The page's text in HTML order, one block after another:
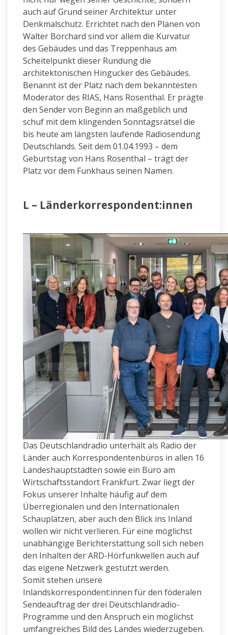
auch auf Grund seiner Architektur unter
Denkmalschutz. Errichtet nach den Plänen von
Walter Borchard sind vor allem die Kurvatur
des Gebäudes und das Treppenhaus am
Scheitelpunkt dieser Rundung die
architektonischen Hingucker des Gebäudes.
Benannt ist der Platz nach dem bekanntesten
Moderator des RIAS, Hans Rosenthal. Er prägte
den Sender von Beginn an maßgeblich und
schuf mit dem klingenden Sonntagsrätsel die
bis heute am längsten laufende Radiosendung
Deutschlands. Seit dem 01.04.1993 – dem
Geburtstag von Hans Rosenthal – trägt der
Platz vor dem Funkhaus seinen Namen.
L – Länderkorrespondent:innen
Das Deutschlandradio unterhält als Radio der
Länder auch Korrespondentenbüros in allen 16
Landeshauptstädten sowie ein Büro am
Wirtschaftsstandort Frankfurt. Zwar liegt der
Fokus unserer Inhalte häufig auf dem
Überregionalen und den Internationalen
Schauplätzen, aber auch den Blick ins Inland
wollen wir nicht verlieren. Für eine möglichst
unabhängige Berichterstattung soll sich neben
den Inhalten der ARD-Hörfunkwellen auch auf
das eigene Netzwerk gestützt werden.
Somit stehen unsere
Inlandskorrespondent:innen für den föderalen
Sendeauftrag der drei Deutschlandradio-
Programme und den Anspruch ein möglichst
umfangreiches Bild des Landes wiederzugeben.